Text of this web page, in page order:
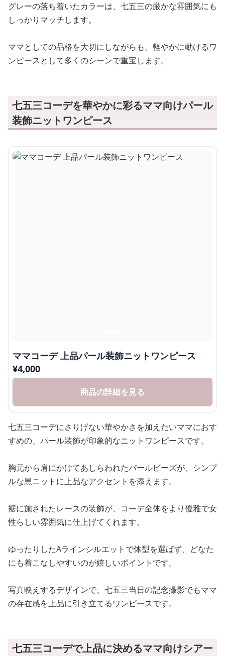
グレーの落ち着いたカラーは、七五三の厳かな雰囲気にも
しっかりマッチします。
ママとしての品格を大切にしながらも、軽やかに動けるワ
ンピースとして多くのシーンで重宝します。
七五三コーデを華やかに彩るママ向けパール
装飾ニットワンピース
ママコーデ 上品パール装飾ニットワンピース
¥4,000
商品の詳細を見る
七五三コーデにさりげない華やかさを加えたいママにおす
すめの、パール装飾が印象的なニットワンピースです。
胸元から肩にかけてあしらわれたパールビーズが、シンプ
ルな黒ニットに上品なアクセントを添えます。
裾に施されたレースの装飾が、コーデ全体をより優雅で女
性らしい雰囲気に仕上げてくれます。
ゆったりしたAラインシルエットで体型を選ばず、どなた
にも着こなしやすいのが嬉しいポイントです。
写真映えするデザインで、七五三当日の記念撮影でもママ
の存在感を上品に引き立てるワンピースです。
七五三コーデで上品に決めるママ向けシアー